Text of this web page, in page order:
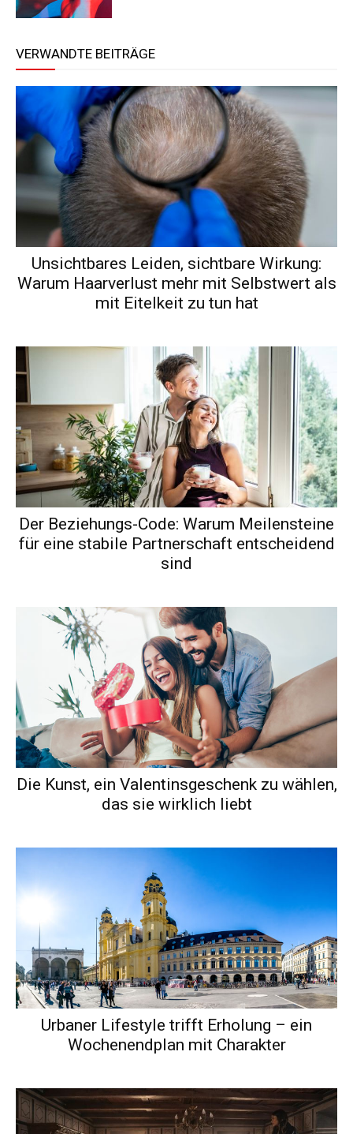
VERWANDTE BEITRÄGE
Unsichtbares Leiden, sichtbare Wirkung:
Warum Haarverlust mehr mit Selbstwert als
mit Eitelkeit zu tun hat
Der Beziehungs-Code: Warum Meilensteine
für eine stabile Partnerschaft entscheidend
sind
Die Kunst, ein Valentinsgeschenk zu wählen,
das sie wirklich liebt
Urbaner Lifestyle trifft Erholung – ein
Wochenendplan mit Charakter